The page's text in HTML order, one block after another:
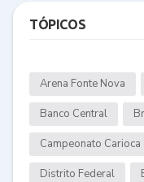
TÓPICOS
Arena Fonte Nova
Banco Central
Campeonato Carioca
Distrito Federal